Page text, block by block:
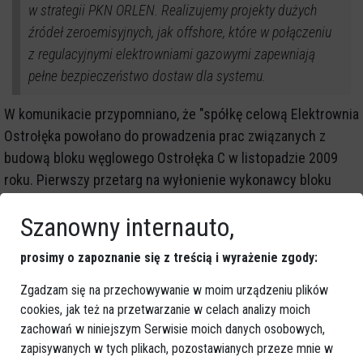
w strategii PKN ORLEN. Realizujemy projekty dużych
źródeł zeroemisyjnych, jak offshore, które w połączeniu
z regulacyjnymi elektrowniami gazowymi zapewniają
pełne bezpieczeństwo dostaw dla systemu.
W komunikacie przypomniano, że "spółkę celową Elektrownia
Ostrołęka powołano do prowadzenia prac związanych z
budową bloku węglowego Ostrołęka C w listopadzie 2009
roku. Pierwszy przetarg na wyłonienie wykonawcy bloku
Zakładano wtedy ukończenie inwestycji na przełomie 2016 i
2017 roku, gdy spodziewane były wysokie deficyty energii".
zamrożony. Wynikać to miało m.in. z istotnej zmiany
zewnętrznych uwarunkowań, w szczególności wyraźnego
pogorszenia warunków oferowanych na rynku finansowym i
Szanowny internauto,
prosimy o zapoznanie się z treścią i wyrażenie zgody:
Zgadzam się na przechowywanie w moim urządzeniu plików
cookies, jak też na przetwarzanie w celach analizy moich
zachowań w niniejszym Serwisie moich danych osobowych,
zapisywanych w tych plikach, pozostawianych przeze mnie w